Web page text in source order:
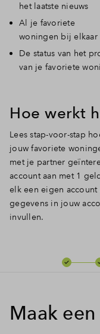
het laatste nieuws
Al je favoriete
woningen bij elkaar
De status van het
van je favoriete
Hoe werkt
Lees stap-voor-stap
jouw favoriete
met je partner
account aan met 1
elk een eigen
gegevens in jouw
invullen.
Maak